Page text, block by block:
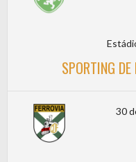
SPORTING
30